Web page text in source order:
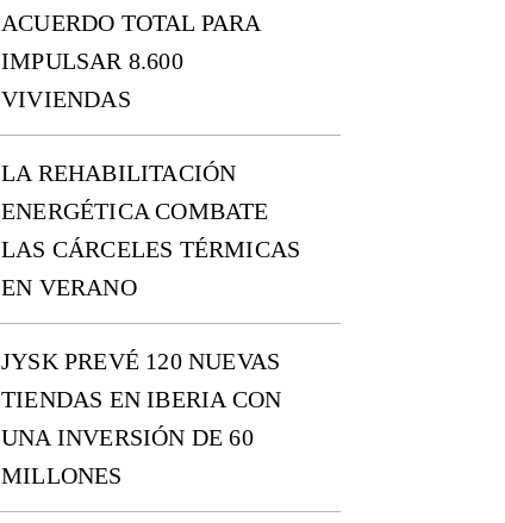
ACUERDO TOTAL PARA
IMPULSAR 8.600
VIVIENDAS
LA REHABILITACIÓN
ENERGÉTICA COMBATE
LAS CÁRCELES TÉRMICAS
EN VERANO
JYSK PREVÉ 120 NUEVAS
TIENDAS EN IBERIA CON
UNA INVERSIÓN DE 60
MILLONES